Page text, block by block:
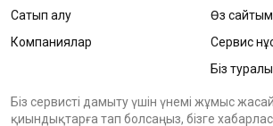
Сатып алу
Компаниялар
Өз сайтым
Сервис
Біз туралы
Біз сервисті дамыту үшін үнемі жұмыс
қиындықтарға тап болсаңыз, бізге